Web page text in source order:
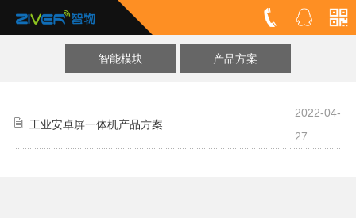
智能模块 产品方案
工业安卓屏一体机产品方案
2022-04-
27